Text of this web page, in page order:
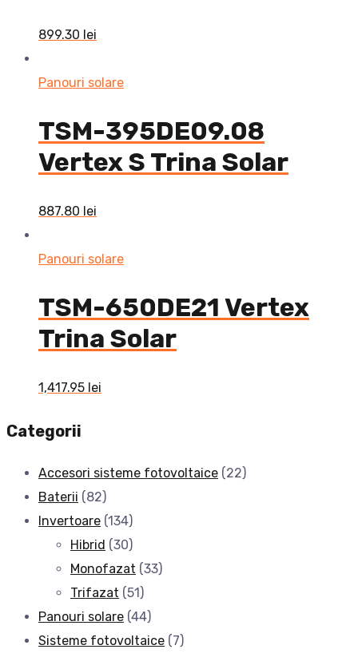
899.30 lei
Panouri solare
TSM-395DE09.08
Vertex S Trina Solar
887.80 lei
Panouri solare
TSM-650DE21 Vertex
Trina Solar
1,417.95 lei
Categorii
Accesori sisteme fotovoltaice (22)
Baterii (82)
Invertoare (134)
Hibrid (30)
Monofazat (33)
Trifazat (51)
Panouri solare (44)
Sisteme fotovoltaice (7)